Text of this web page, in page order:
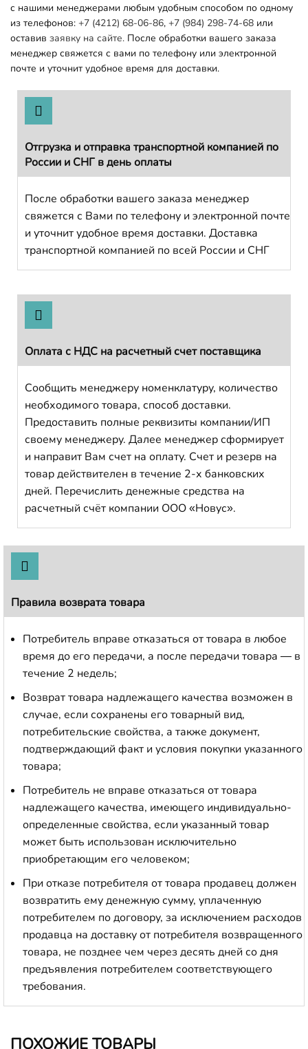
с нашими менеджерами любым удобным способом по одному
из телефонов: +7 (4212) 68-06-86, +7 (984) 298-74-68 или
оставив заявку на сайте. После обработки вашего заказа
менеджер свяжется с вами по телефону или электронной
почте и уточнит удобное время для доставки.
Отгрузка и отправка транспортной компанией по
России и СНГ в день оплаты
После обработки вашего заказа менеджер
свяжется с Вами по телефону и электронной почте
и уточнит удобное время доставки. Доставка
транспортной компанией по всей России и СНГ
Оплата с НДС на расчетный счет поставщика
Сообщить менеджеру номенклатуру, количество
необходимого товара, способ доставки.
Предоставить полные реквизиты компании/ИП
своему менеджеру. Далее менеджер сформирует
и направит Вам счет на оплату. Счет и резерв на
товар действителен в течение 2-х банковских
дней. Перечислить денежные средства на
расчетный счёт компании ООО «Новус».
Правила возврата товара
Потребитель вправе отказаться от товара в любое
время до его передачи, а после передачи товара — в
течение 2 недель;
Возврат товара надлежащего качества возможен в
случае, если сохранены его товарный вид,
потребительские свойства, а также документ,
подтверждающий факт и условия покупки указанного
товара;
Потребитель не вправе отказаться от товара
надлежащего качества, имеющего индивидуально-
определенные свойства, если указанный товар
может быть использован исключительно
приобретающим его человеком;
При отказе потребителя от товара продавец должен
возвратить ему денежную сумму, уплаченную
потребителем по договору, за исключением расходов
продавца на доставку от потребителя возвращенного
товара, не позднее чем через десять дней со дня
предъявления потребителем соответствующего
требования.
ПОХОЖИЕ ТОВАРЫ